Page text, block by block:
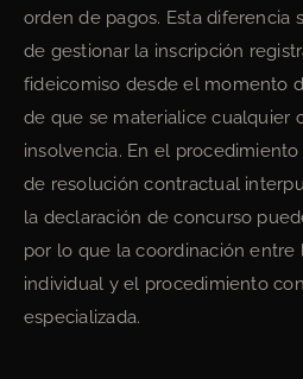
orden de pagos. Esta diferencia
de gestionar la inscripción
fideicomiso desde el momento
de que se materialice cualquier
insolvencia. En el
de resolución contractual
la declaración de concurso
por lo que la coordinación entre
individual y el procedimiento
especializada.